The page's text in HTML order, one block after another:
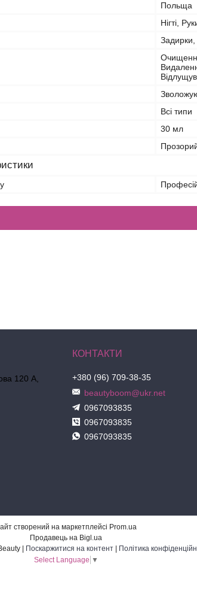
Польща
Нігті,
Задирки,
Всі типи
30 мл
120 А,
+380 (96) 709-38-35
beautyboom@ukr.net
0967093835
0967093835
0967093835
створений на маркетплейсі Prom.ua
Продавець на Bigl.ua
Інтернет-магазин Star Beauty | Поскаржитися на контент | Політика
Select Language ▼